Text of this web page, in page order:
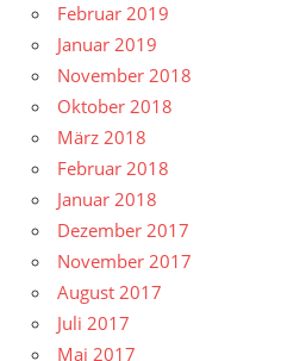
Februar 2019
Januar 2019
November 2018
Oktober 2018
März 2018
Februar 2018
Januar 2018
Dezember 2017
November 2017
August 2017
Juli 2017
Mai 2017